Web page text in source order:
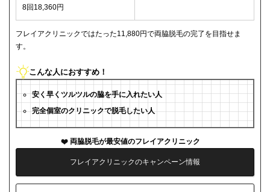
8回18,360円
フレイアクリニックではたった11,880円で両脇脱毛の完了を目指せま
す。
こんな人におすすめ！
安く早くツルツルの脇を手に入れたい人
完全個室のクリニックで脱毛したい人
両脇脱毛が最安値のフレイアクリニック
フレイアクリニックのキャンペーン情報